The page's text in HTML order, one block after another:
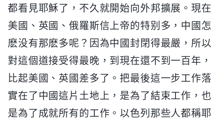
都看見耶穌了，不久就開始向外邦擴展。現在
美國、英國、俄羅斯信上帝的特别多，中國怎
麽没有那麽多呢？因為中國封閉得最嚴，所以
對這個道接受得最晚，到現在還不到一百年，
比起美國、英國差多了。把最後這一步工作落
實在了中國這片土地上，是為了結束工作，也
是為了成就所有的工作。以色列那些人都稱耶